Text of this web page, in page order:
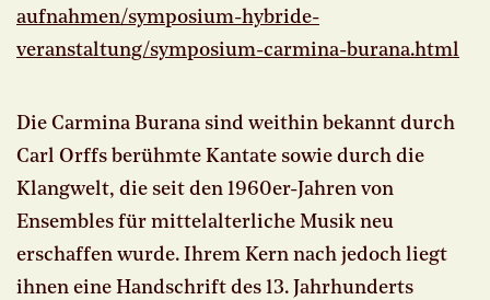
aufnahmen/symposium-hybride-
veranstaltung/symposium-carmina-burana.html
Die Carmina Burana sind weithin bekannt durch
Carl Orffs berühmte Kantate sowie durch die
Klangwelt, die seit den 1960er-Jahren von
Ensembles für mittelalterliche Musik neu
erschaffen wurde. Ihrem Kern nach jedoch liegt
ihnen eine Handschrift des 13. Jahrhunderts